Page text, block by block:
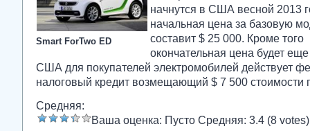
Smart ForTwo ED
начнутся в США весной 2013
начальная цена за базовую
составит $ 25 000. Кроме того
окончательная цена будет
США для покупателей электромобилей действует
налоговый кредит возмещающий $ 7 500 стоимости
Средняя:
Ваша оценка: Пусто Средняя:3.4 (8 votes)